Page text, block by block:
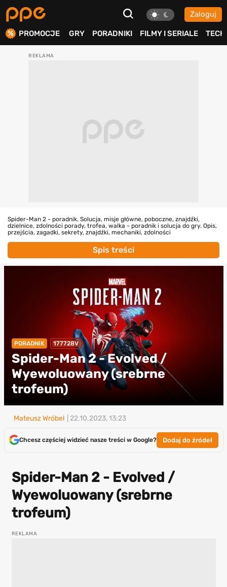
Zaloguj
PROMOCJE GRY PORADNIKI FILMY I SERIALE TECH
Spider-Man 2 - poradnik. Solucja, misje główne, poboczne, znajdźki,
dzielnice, zdolności porady, trofea, walka - poradnik i solucja do gry. Opis,
przejścia, zagadki, sekrety, znajdźki, mechaniki, zdolności
Spis treści
PORADNIK 177728V
Spider-Man 2 - Evolved /
Wyewoluowany (srebrne
trofeum)
Mateusz Wróbel | 22.10.2023, 13:23
Chcesz częściej widzieć nasze treści w Google? Dodaj do źródeł
Spider-Man 2 - Evolved /
Wyewoluowany (srebrne
trofeum)